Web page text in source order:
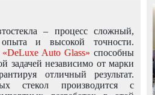
– процесс сложный,
и высокой точности.
«DeLuxe Auto Glass» способны
задачей независимо от марки
отличный результат.
стекол производится с